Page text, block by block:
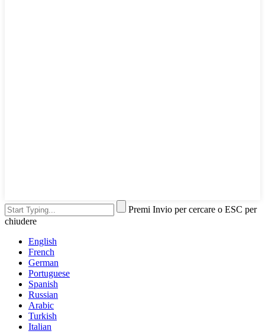
Premi Invio per cercare o ESC per
chiudere
English
French
German
Portuguese
Spanish
Russian
Arabic
Turkish
Italian